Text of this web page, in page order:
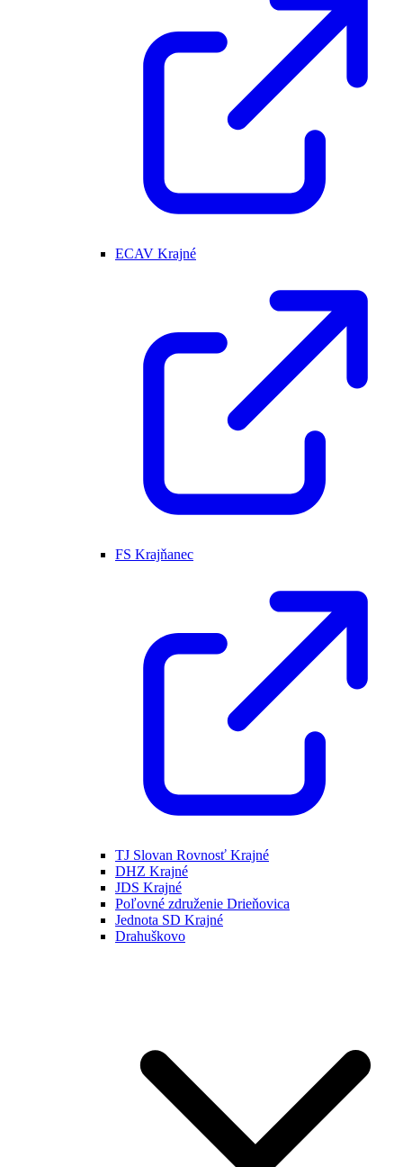
ECAV Krajné
FS Krajňanec
TJ Slovan Rovnosť Krajné
DHZ Krajné
JDS Krajné
Poľovné združenie Drieňovica
Jednota SD Krajné
Drahuškovo